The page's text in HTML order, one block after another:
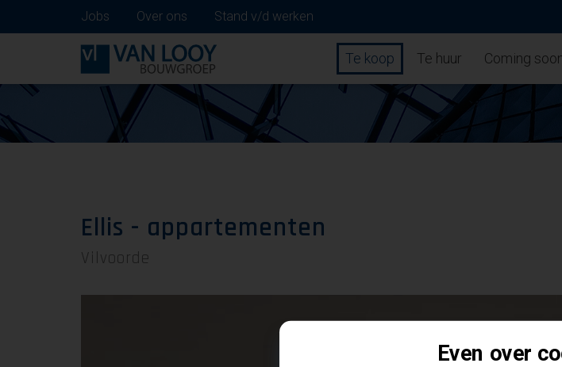
Jobs Over ons Stand v/d werken
Te koop Te huur Coming
Ellis - appartementen
Vilvoorde
Even over